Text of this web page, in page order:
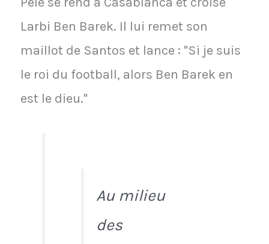
Larbi Ben Barek. Il lui remet son
maillot de Santos et lance : "Si je suis
le roi du football, alors Ben Barek en
est le dieu."
Au milieu
des